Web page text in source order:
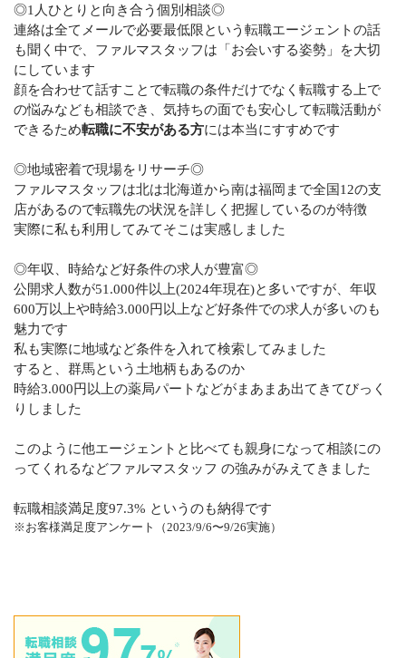
◎1人ひとりと向き合う個別相談◎
連絡は全てメールで必要最低限という転職エージェントの話
も聞く中で、ファルマスタッフは「お会いする姿勢」を大切
にしています
顔を合わせて話すことで転職の条件だけでなく転職する上で
の悩みなども相談でき、気持ちの面でも安心して転職活動が
できるため転職に不安がある方には本当にすすめです
◎地域密着で現場をリサーチ◎
ファルマスタッフは北は北海道から南は福岡まで全国12の支
店があるので転職先の状況を詳しく把握しているのが特徴
実際に私も利用してみてそこは実感しました
◎年収、時給など好条件の求人が豊富◎
公開求人数が51.000件以上(2024年現在)と多いですが、年収
600万以上や時給3.000円以上など好条件での求人が多いのも
魅力です
私も実際に地域など条件を入れて検索してみました
すると、群馬という土地柄もあるのか
時給3.000円以上の薬局パートなどがまあまあ出てきてびっく
りしました
このように他エージェントと比べても親身になって相談にの
ってくれるなどファルマスタッフ の強みがみえてきました
転職相談満足度97.3% というのも納得です
※お客様満足度アンケート（2023/9/6〜9/26実施）